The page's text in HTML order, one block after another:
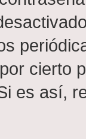
cierto
es así,